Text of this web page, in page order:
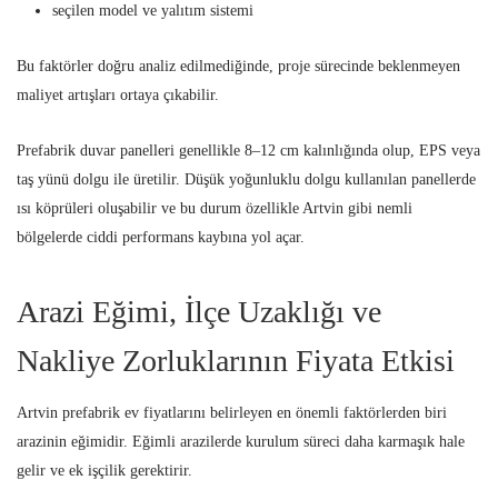
seçilen model ve yalıtım sistemi
Bu faktörler doğru analiz edilmediğinde, proje sürecinde beklenmeyen
maliyet artışları ortaya çıkabilir.
Prefabrik duvar panelleri genellikle 8–12 cm kalınlığında olup, EPS veya
taş yünü dolgu ile üretilir. Düşük yoğunluklu dolgu kullanılan panellerde
ısı köprüleri oluşabilir ve bu durum özellikle Artvin gibi nemli
bölgelerde ciddi performans kaybına yol açar.
Arazi Eğimi, İlçe Uzaklığı ve
Nakliye Zorluklarının Fiyata Etkisi
Artvin prefabrik ev fiyatlarını belirleyen en önemli faktörlerden biri
arazinin eğimidir. Eğimli arazilerde kurulum süreci daha karmaşık hale
gelir ve ek işçilik gerektirir.